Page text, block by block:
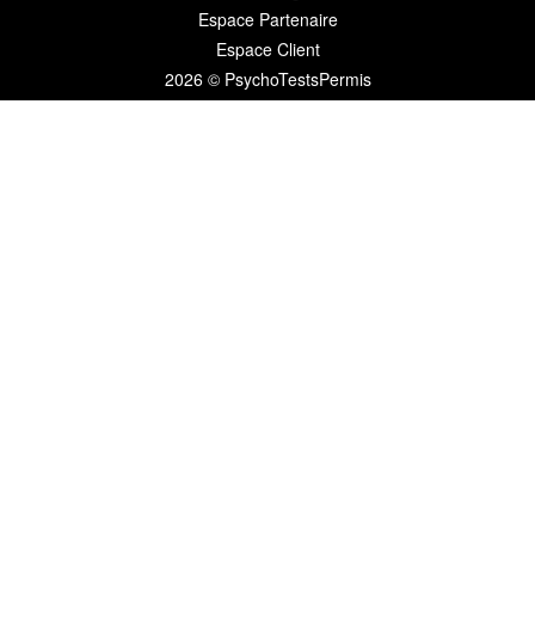
Espace Partenaire
Espace Client
2026 © PsychoTestsPermis